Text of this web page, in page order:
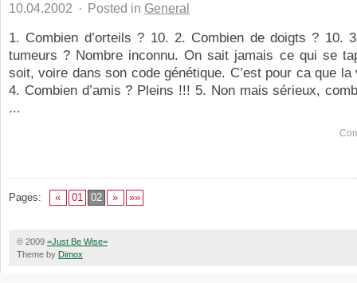
10.04.2002 · Posted in General
1. Combien d’orteils ? 10. 2. Combien de doigts ? 10.
tumeurs ? Nombre inconnu. On sait jamais ce qui se
soit, voire dans son code génétique. C’est pour ca que la
4. Combien d’amis ? Pleins !!! 5. Non mais sérieux,
...
Pages: « 01 02 » »»
© 2009 =Just Be Wise=
Theme by Dimox